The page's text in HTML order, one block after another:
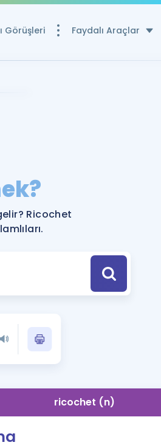
Görüşleri Faydalı Araçlar
ve YÖKDİL Puan Hesaplama Aracı
ve YÖKDİL'e Hazırlananlar için Öneriler
ÖSYM Sınavları Tek Takvimde
- YÖKDİL Tüm Sınavlarla İlgili Haberler
Gramer
Ricochet
ricochet (n)